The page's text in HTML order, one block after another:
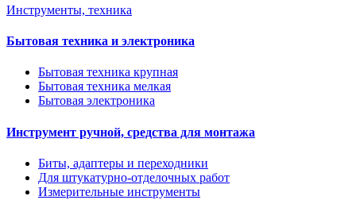
Инструменты, техника
Бытовая техника и электроника
Бытовая техника крупная
Бытовая техника мелкая
Бытовая электроника
Инструмент ручной, средства для монтажа
Биты, адаптеры и переходники
Для штукатурно-отделочных работ
Измерительные инструменты